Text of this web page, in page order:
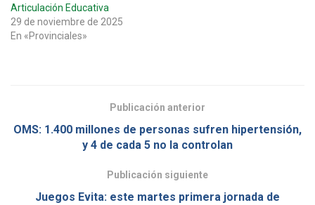
Articulación Educativa
29 de noviembre de 2025
En «Provinciales»
Publicación anterior
OMS: 1.400 millones de personas sufren hipertensión,
y 4 de cada 5 no la controlan
Publicación siguiente
Juegos Evita: este martes primera jornada de